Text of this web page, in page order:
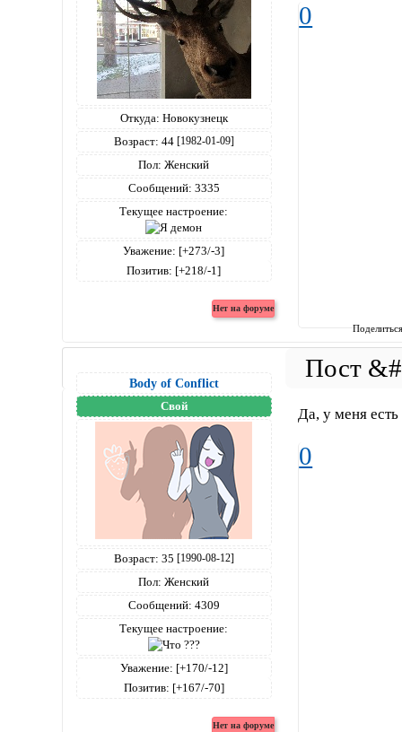
Откуда: Новокузнецк
Возраст: 44 [1982-01-09]
Пол: Женский
Сообщений: 3335
Текущее настроение:
Уважение: [+273/-3]
Позитив: [+218/-1]
0
Body of Conflict
Свой
Возраст: 35 [1990-08-12]
Пол: Женский
Сообщений: 4309
Текущее настроение:
Уважение: [+170/-12]
Позитив: [+167/-70]
Да, у меня
0